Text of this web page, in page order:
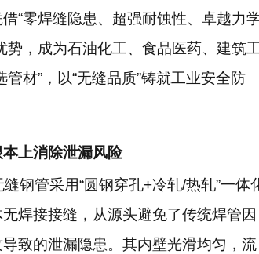
“零焊缝隐患、超强耐蚀性、卓越力
势，成为石油化工、食品医药、建筑
管材”，以“无缝品质”铸就工业安全防
上消除泄漏风险
钢管采用“圆钢穿孔+冷轧/热轧”一体
焊接接缝，从源头避免了传统焊管因
致的泄漏隐患。其内壁光滑均匀，流